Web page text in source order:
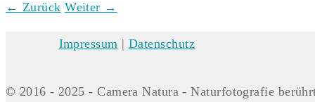
← Zurück Weiter →
Impressum |Datenschutz
© 2016 - 2025 - Camera Natura - Naturfotografie